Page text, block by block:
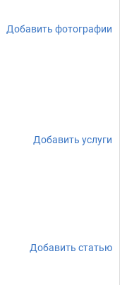
Добавить фотографии
Добавить услуги
Добавить статью